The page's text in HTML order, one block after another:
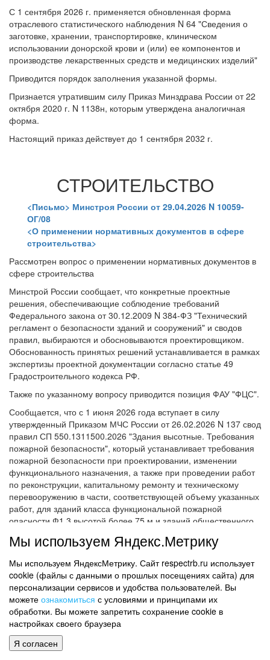
С 1 сентября 2026 г. применяется обновленная форма
отраслевого статистического наблюдения N 64 "Сведения о
заготовке, хранении, транспортировке, клиническом
использовании донорской крови и (или) ее компонентов и
производстве лекарственных средств и медицинских изделий"
Приводится порядок заполнения указанной формы.
Признается утратившим силу Приказ Минздрава России от 22
октября 2020 г. N 1138н, которым утверждена аналогичная
форма.
Настоящий приказ действует до 1 сентября 2032 г.
СТРОИТЕЛЬСТВО
<Письмо> Минстроя России от 29.04.2026 N 10059-
ОГ/08
<О применении нормативных документов в сфере
строительства>
Рассмотрен вопрос о применении нормативных документов в
сфере строительства
Минстрой России сообщает, что конкретные проектные
решения, обеспечивающие соблюдение требований
Федерального закона от 30.12.2009 N 384-ФЗ "Технический
регламент о безопасности зданий и сооружений" и сводов
правил, выбираются и обосновываются проектировщиком.
Обоснованность принятых решений устанавливается в рамках
экспертизы проектной документации согласно статье 49
Градостроительного кодекса РФ.
Также по указанному вопросу приводится позиция ФАУ "ФЦС".
Сообщается, что с 1 июня 2026 года вступает в силу
утвержденный Приказом МЧС России от 26.02.2026 N 137 свод
правил СП 550.1311500.2026 "Здания высотные. Требования
пожарной безопасности", который устанавливает требования
пожарной безопасности при проектировании, изменении
функционального назначения, а также при проведении работ
по реконструкции, капитальному ремонту и техническому
перевооружению в части, соответствующей объему указанных
работ, для зданий класса функциональной пожарной
опасности Ф1.3 высотой более 75 м и зданий общественного
более 50 м.
В связи с этим действующий в настоящее время СП
477.1325800.2020 "Здания и комплексы высотные.
Требования пожарной безопасности", утвержденный и
введенный в действие Приказом Минстроя России от
29.01.2020 N 45/пр, в 2026 году планируется отменить.
Требования пункта 6.3 СП 477.1325800.2020 нашли свое
отражение в новом СП 550.1311500.2026.
Мы используем Яндекс.Метрику
Мы используем ЯндексМетрику. Сайт respectrb.ru использует
cookie (файлы с данными о прошлых посещениях сайта) для
персонализации сервисов и удобства пользователей. Вы
можете ознакомиться с условиями и принципами их
обработки. Вы можете запретить сохранение cookie в
настройках своего браузера
Я согласен